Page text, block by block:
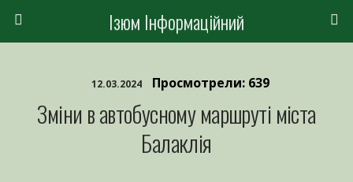
Ізюм Інформаційний
12.03.2024 Просмотрели: 639
Зміни в автобусному маршруті міста
Балаклія